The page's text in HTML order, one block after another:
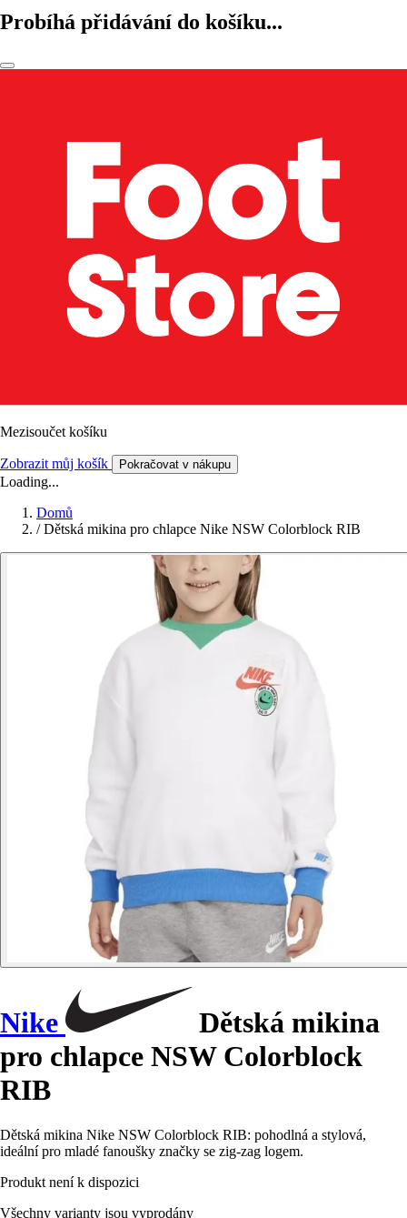
Probíhá přidávání do košíku...
Mezisoučet košíku
Zobrazit můj košík Pokračovat v nákupu
Loading...
Domů
/ Dětská mikina pro chlapce Nike NSW Colorblock RIB
Nike
Dětská mikina
pro chlapce NSW Colorblock
RIB
Dětská mikina Nike NSW Colorblock RIB: pohodlná a stylová,
ideální pro mladé fanoušky značky se zig-zag logem.
Produkt není k dispozici
Všechny varianty jsou vyprodány